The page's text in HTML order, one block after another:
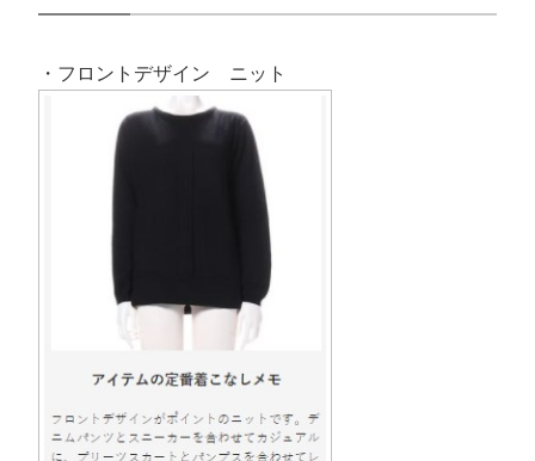
・フロントデザイン ニット